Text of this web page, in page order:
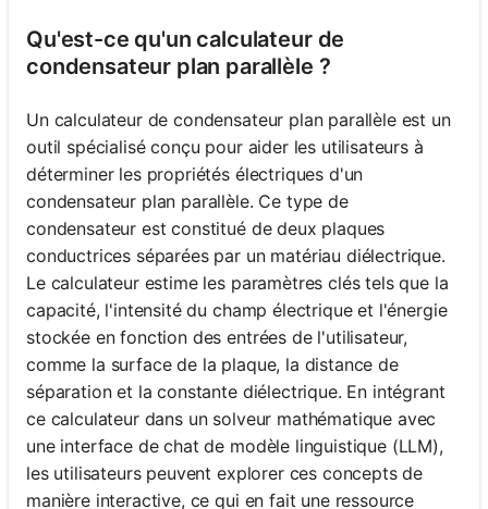
Qu'est-ce qu'un calculateur de
condensateur plan parallèle ?
Un calculateur de condensateur plan parallèle est un
outil spécialisé conçu pour aider les utilisateurs à
déterminer les propriétés électriques d'un
condensateur plan parallèle. Ce type de
condensateur est constitué de deux plaques
conductrices séparées par un matériau diélectrique.
Le calculateur estime les paramètres clés tels que la
capacité, l'intensité du champ électrique et l'énergie
stockée en fonction des entrées de l'utilisateur,
comme la surface de la plaque, la distance de
séparation et la constante diélectrique. En intégrant
ce calculateur dans un solveur mathématique avec
une interface de chat de modèle linguistique (LLM),
les utilisateurs peuvent explorer ces concepts de
manière interactive, ce qui en fait une ressource